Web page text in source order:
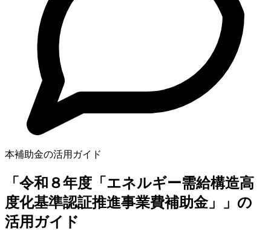
本補助金の活用ガイド
「令和８年度「エネルギー需給構造高
度化基準認証推進事業費補助金」」の
活用ガイド